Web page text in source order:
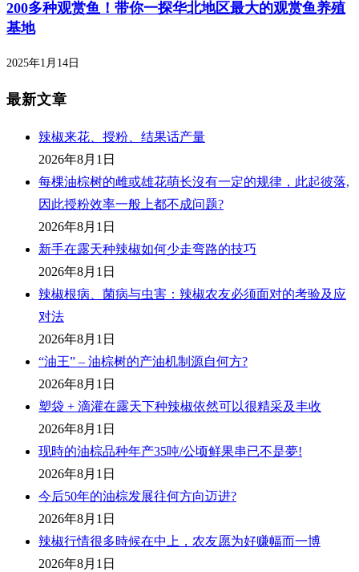
200多种观赏鱼！带你一探华北地区最大的观赏鱼养殖
基地
2025年1月14日
最新文章
辣椒来花、授粉、结果话产量
2026年8月1日
每棵油棕树的雌或雄花萌长沒有一定的规律，此起彼落,
因此授粉效率一般上都不成问题?
2026年8月1日
新手在露天种辣椒如何少走弯路的技巧
2026年8月1日
辣椒根病、菌病与虫害：辣椒农友必须面对的考验及应
对法
2026年8月1日
“油王” – 油棕树的产油机制源自何方?
2026年8月1日
塑袋 + 滴灌在露天下种辣椒依然可以很精采及丰收
2026年8月1日
现時的油棕品种年产35吨/公顷鲜果串已不是夢!
2026年8月1日
今后50年的油棕发展往何方向迈进?
2026年8月1日
辣椒行情很多時候在中上，农友愿为好赚幅而一博
2026年8月1日